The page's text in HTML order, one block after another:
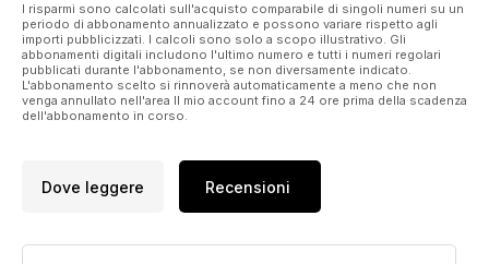
I risparmi sono calcolati sull'acquisto comparabile di singoli numeri su un
periodo di abbonamento annualizzato e possono variare rispetto agli
importi pubblicizzati. I calcoli sono solo a scopo illustrativo. Gli
abbonamenti digitali includono l'ultimo numero e tutti i numeri regolari
pubblicati durante l'abbonamento, se non diversamente indicato.
L'abbonamento scelto si rinnoverà automaticamente a meno che non
venga annullato nell'area Il mio account fino a 24 ore prima della scadenza
dell'abbonamento in corso.
Dove leggere Recensioni